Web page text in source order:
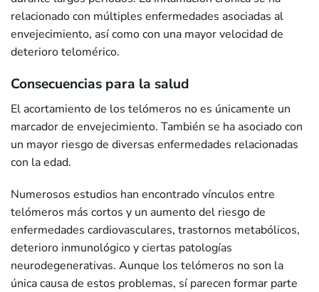
relacionado con múltiples enfermedades asociadas al
envejecimiento, así como con una mayor velocidad de
deterioro telomérico.
Consecuencias para la salud
El acortamiento de los telómeros no es únicamente un
marcador de envejecimiento. También se ha asociado con
un mayor riesgo de diversas enfermedades relacionadas
con la edad.
Numerosos estudios han encontrado vínculos entre
telómeros más cortos y un aumento del riesgo de
enfermedades cardiovasculares, trastornos metabólicos,
deterioro inmunológico y ciertas patologías
neurodegenerativas. Aunque los telómeros no son la
única causa de estos problemas, sí parecen formar parte